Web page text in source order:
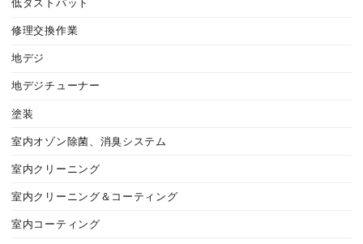
低ダストパット
修理交換作業
地デジ
地デジチューナー
塗装
室内オゾン除菌、消臭システム
室内クリーニング
室内クリーニング＆コーティング
室内コーティング